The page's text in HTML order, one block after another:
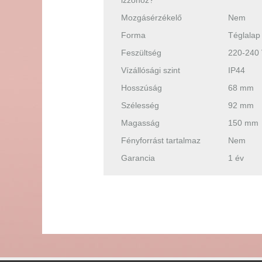
Mozgásérzékelő
Nem
Forma
Téglalap
Feszültség
220-240
Vízállósági szint
IP44
Hosszúság
68 mm
Szélesség
92 mm
Magasság
150 mm
Fényforrást tartalmaz
Nem
Garancia
1 év